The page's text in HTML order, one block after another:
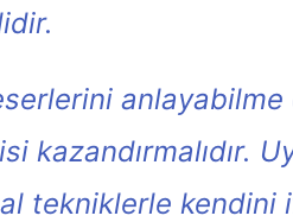
kazandırmalıdır.
tekniklerle kendini